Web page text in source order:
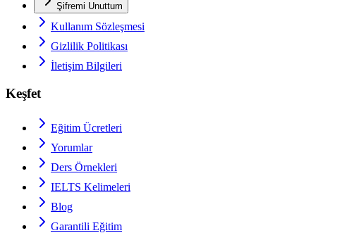
Şifremi Unuttum
Kullanım Sözleşmesi
Gizlilik Politikası
İletişim Bilgileri
Keşfet
Eğitim Ücretleri
Yorumlar
Ders Örnekleri
IELTS Kelimeleri
Blog
Garantili Eğitim